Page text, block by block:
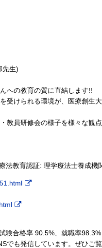
先生)
への教育の質に直結します!!
受けられる環境が、医療創生
教員研修会の様子を様々な観
法教育認証: 理学療法士養成機
験合格率 90.5%、就職率98.3%
でも発信しています。ぜひご覧